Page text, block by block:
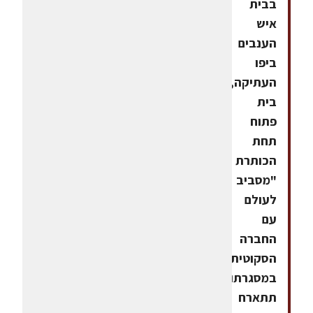
בבית
איש
הענבים
ביפו
העתיקה,
בית
פתוח
תחת
הכותרת
"מסביב
לעולם
עם
החברה
הסקוטית",
במסגרתו
תתארח